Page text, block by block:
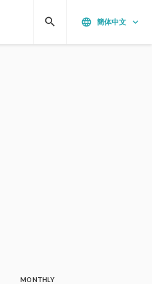
language 簡体中文 keyboard_arrow_down
search
MONTHLY